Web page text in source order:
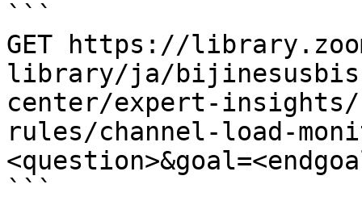
```
GET https://
library/ja/
center/expert-insights/
rules/channel-load-
```